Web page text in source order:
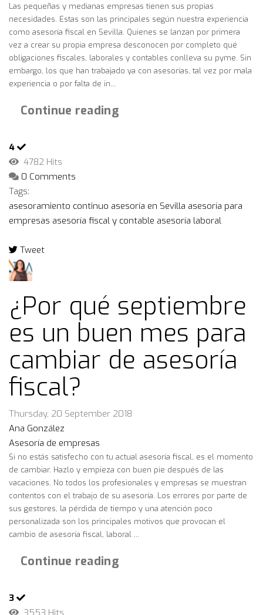
Las pequeñas y medianas empresas tienen sus propias
necesidades. Estas son las principales según nuestra experiencia
como asesoría fiscal en Sevilla. Quienes se lanzan por primera
vez a crear su propia empresa desconocen por completo qué
obligaciones fiscales, laborales y contables conlleva su pyme. Sin
embargo, los que han trabajado ya con asesorías, tal vez por mala
experiencia o por falta de in...
Continue reading
4
4782 Hits
0 Comments
Tags:
asesoramiento continuo asesoría en Sevilla asesoría para
empresas asesoría fiscal y contable asesoría laboral
Tweet
pinterest
¿Por qué septiembre
es un buen mes para
cambiar de asesoría
fiscal?
Thursday, 20 September 2018
Ana González
Asesoría de empresas
Si no estás satisfecho con tu actual asesoría fiscal, es el momento
de cambiar. Hazlo y empieza con buen pie después de las
vacaciones. No todos los profesionales y empresas se muestran
contentos con el trabajo de su asesoría. Los errores por parte de
sus gestores, la pérdida de tiempo y una atención poco
personalizada son los principales motivos que provocan el
cambio de asesoría fiscal, laboral ...
Continue reading
3
3553 Hits